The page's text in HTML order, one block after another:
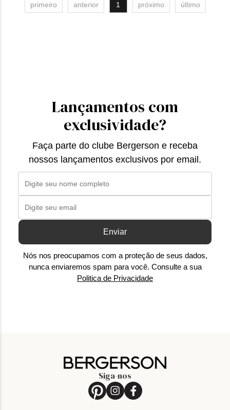
primeiro anterior 1 próximo último
Lançamentos com
exclusividade?
Faça parte do clube Bergerson e receba
nossos lançamentos exclusivos por email.
Enviar
Nós nos preocupamos com a proteção de seus dados,
nunca enviaremos spam para você. Consulte a sua
Politica de Privacidade
Siga-nos